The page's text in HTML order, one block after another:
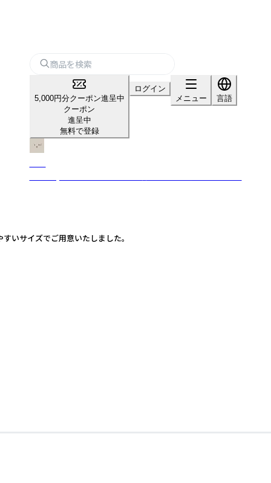
5,000円分クーポン進呈中
クーポン
進呈中
無料で登録
ログイン
メニュー
言語
いサイズでご用意いたしました。